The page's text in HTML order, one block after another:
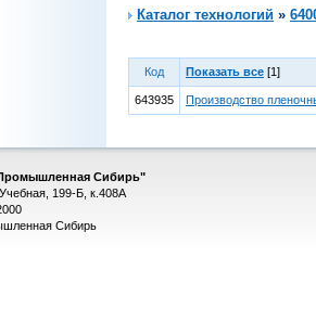
Каталог технологий »
Код Показать все [1]
643935 Производство
Сибирь"
199-Б, к.408А
Сибирь